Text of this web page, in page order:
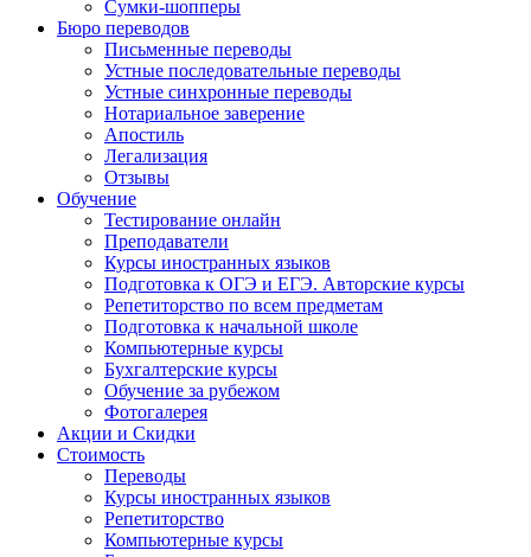
Сумки-шопперы
Бюро переводов
Письменные переводы
Устные последовательные переводы
Устные синхронные переводы
Нотариальное заверение
Апостиль
Легализация
Отзывы
Обучение
Тестирование онлайн
Преподаватели
Курсы иностранных языков
Подготовка к ОГЭ и ЕГЭ. Авторские курсы
Репетиторство по всем предметам
Подготовка к начальной школе
Компьютерные курсы
Бухгалтерские курсы
Обучение за рубежом
Фотогалерея
Акции и Скидки
Стоимость
Переводы
Курсы иностранных языков
Репетиторство
Компьютерные курсы